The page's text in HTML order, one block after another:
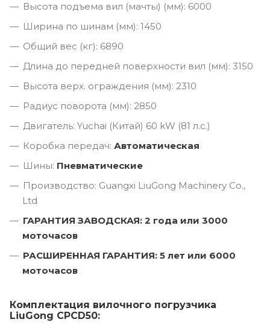
Высота подъема вил (мачты) (мм): 6000
Ширина по шинам (мм): 1450
Общий вес (кг): 6890
Длина до передней поверхности вил (мм): 3150
Высота верх. ограждения (мм): 2310
Радиус поворота (мм): 2850
Двигатель: Yuchai (Китай) 60 kW (81 л.с.)
Коробка передач: Автоматическая
Шины: Пневматические
Производство: Guangxi LiuGong Machinery Co.,
Ltd
ГАРАНТИЯ ЗАВОДСКАЯ: 2 года или 3000
моточасов
РАСШИРЕННАЯ ГАРАНТИЯ: 5 лет или 6000
моточасов
Комплектация вилочного погрузчика
LiuGong CPCD50: